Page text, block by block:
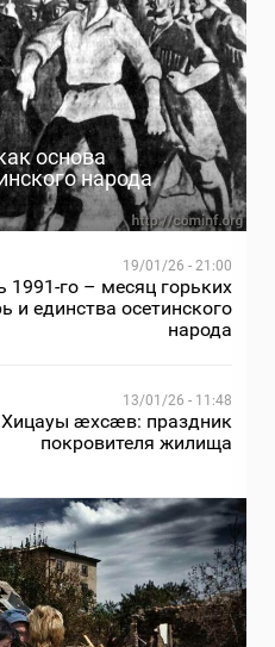
основа
народа
19/01/26 - 21:00
1991-го – месяц горьких
и единства осетинского
народа
13/01/26 - 11:48
æхсæв: праздник
покровителя жилища